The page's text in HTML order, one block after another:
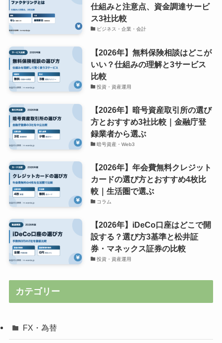
仕組みと注意点、資金調達サービ
ス3社比較
ビジネス・企業・会計
【2026年】無料保険相談はどこが
いい？仕組みの理解と3サービス
比較
投資・資産運用
【2026年】暗号資産取引所の選び
方とおすすめ3社比較｜金融庁登
録業者から選ぶ
暗号資産・Web3
【2026年】年会費無料クレジット
カードの選び方とおすすめ4枚比
較｜生活圏で選ぶ
コラム
【2026年】iDeCo口座はどこで開
設する？選び方3基準と松井証
券・マネックス証券の比較
投資・資産運用
カテゴリー
FX・為替